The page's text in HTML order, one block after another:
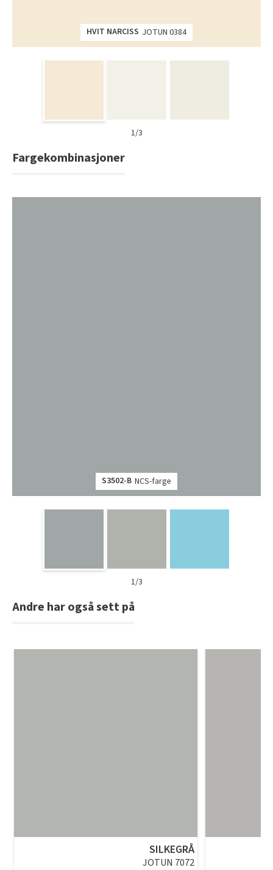
HVIT NARCISS JOTUN 0384
1/3
Fargekombinasjoner
S3502-B NCS-farge
1/3
Andre har også sett på
SILKEGRÅ
JOTUN 7072